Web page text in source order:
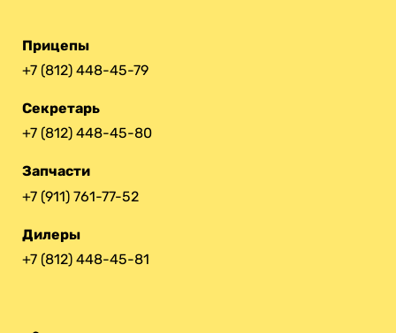
Прицепы
+7 (812) 448-45-79
Секретарь
+7 (812) 448-45-80
Запчасти
+7 (911) 761-77-52
Дилеры
+7 (812) 448-45-81